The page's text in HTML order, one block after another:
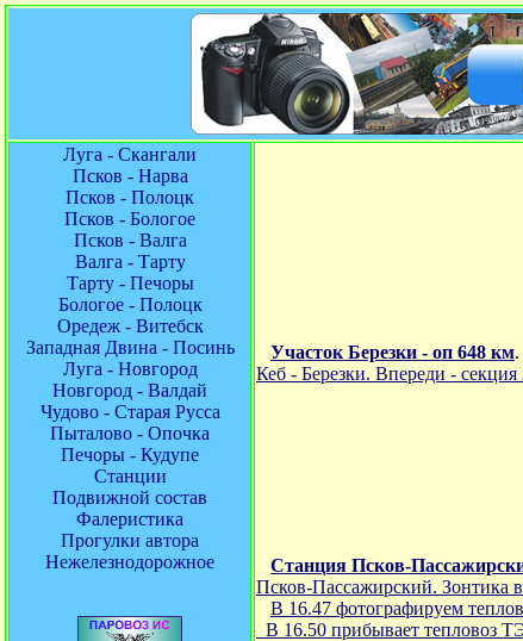
Луга - Скангали
Псков - Нарва
Псков - Полоцк
Псков - Бологое
Псков - Валга
Валга - Тарту
Тарту - Печоры
Бологое - Полоцк
Оредеж - Витебск
Западная Двина - Посинь
Луга - Новгород
Новгород - Валдай
Чудово - Старая Русса
Пыталово - Опочка
Печоры - Кудупе
Станции
Подвижной состав
Фалеристика
Прогулки автора
Нежелезнодорожное
Участок Березки - оп 648 км
Кеб - Березки. Впереди -
Станция Псков-
Псков-Пассажирский. Зонтика
В 16.47 фотографируем
В 16.50 прибывает тепловоз